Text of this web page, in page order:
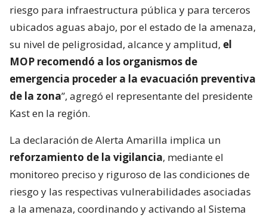
riesgo para infraestructura pública y para terceros
ubicados aguas abajo, por el estado de la amenaza,
su nivel de peligrosidad, alcance y amplitud, el
MOP recomendó a los organismos de
emergencia proceder a la evacuación preventiva
de la zona”, agregó el representante del presidente
Kast en la región.
La declaración de Alerta Amarilla implica un
reforzamiento de la vigilancia, mediante el
monitoreo preciso y riguroso de las condiciones de
riesgo y las respectivas vulnerabilidades asociadas
a la amenaza, coordinando y activando al Sistema